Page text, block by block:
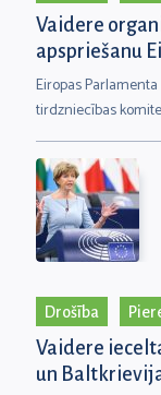
Vaidere
apspriešanu
Eiropas
tirdzniecības
nupat organizēja
pakotni pret
diskusijas tēmām
Drošība
Vaidere
un